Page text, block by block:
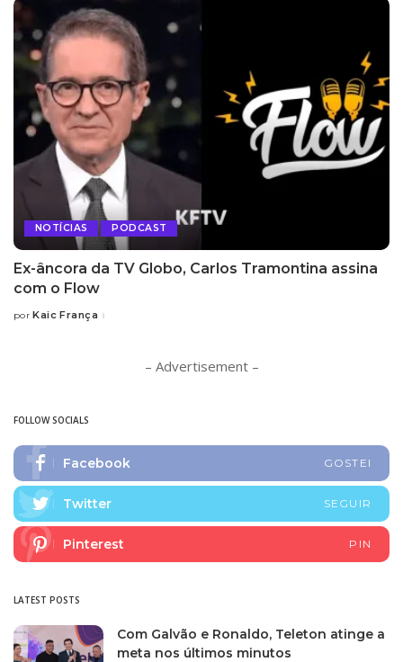
NOTÍCIAS PODCAST
Ex-âncora da TV Globo, Carlos Tramontina assina
com o Flow
Posted
por Kaic França
– Advertisement –
FOLLOW SOCIALS
Facebook GOSTEI
Twitter SEGUIR
Pinterest PIN
LATEST POSTS
Com Galvão e Ronaldo, Teleton atinge a
meta nos últimos minutos